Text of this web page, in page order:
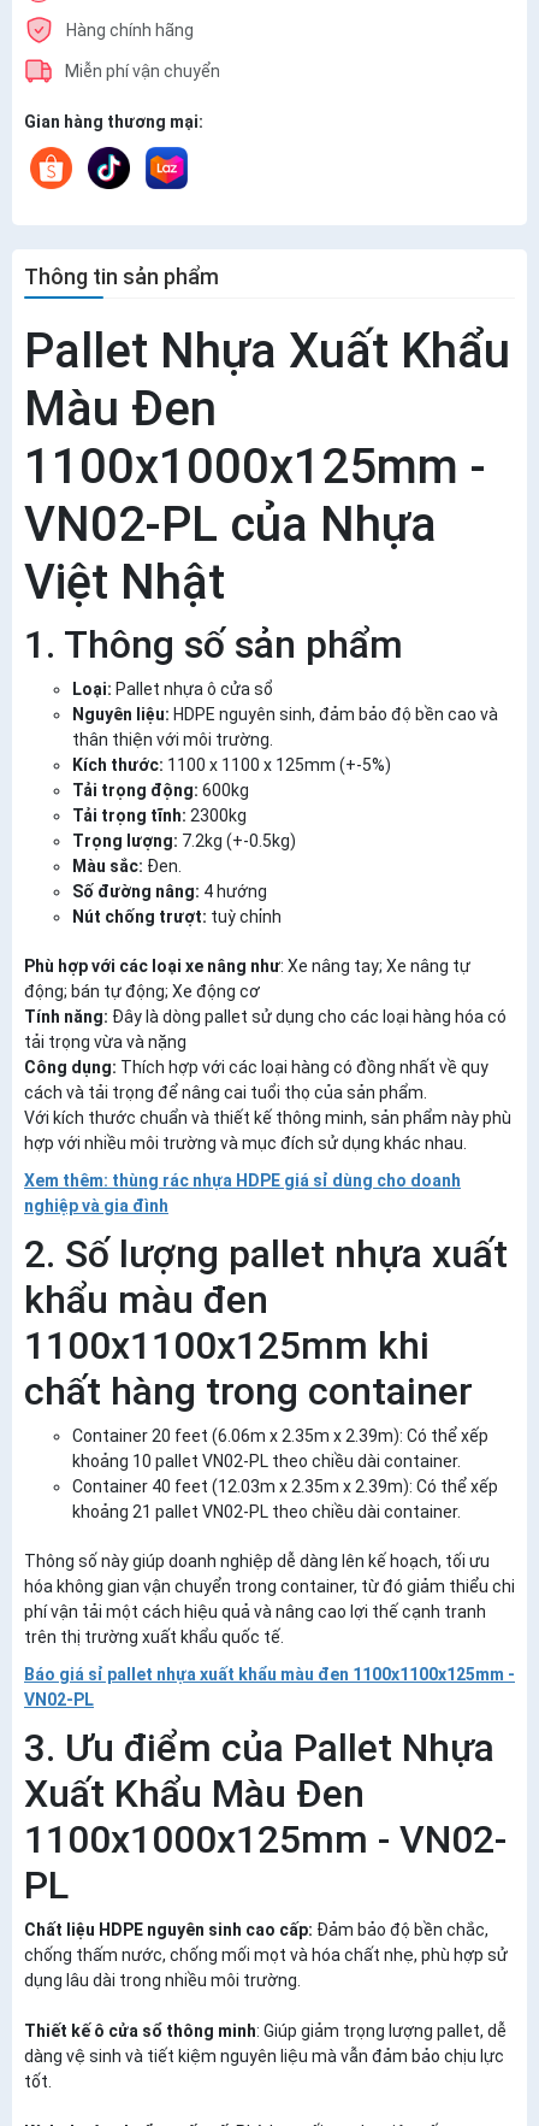
Hàng chính hãng
Miễn phí vận chuyển
Gian hàng thương mại:
Thông tin sản phẩm
Pallet Nhựa Xuất Khẩu
Màu Đen
1100x1000x125mm -
VN02-PL của Nhựa
Việt Nhật
1. Thông số sản phẩm
Loại: Pallet nhựa ô cửa sổ
Nguyên liệu: HDPE nguyên sinh, đảm bảo độ bền cao và
thân thiện với môi trường.
Kích thước: 1100 x 1100 x 125mm (+-5%)
Tải trọng động: 600kg
Tải trọng tĩnh: 2300kg
Trọng lượng: 7.2kg (+-0.5kg)
Màu sắc: Đen.
Số đường nâng: 4 hướng
Nút chống trượt: tuỳ chỉnh
Phù hợp với các loại xe nâng như: Xe nâng tay; Xe nâng tự
động; bán tự động; Xe động cơ
Tính năng: Đây là dòng pallet sử dụng cho các loại hàng hóa có
tải trọng vừa và nặng
Công dụng: Thích hợp với các loại hàng có đồng nhất về quy
cách và tải trọng để nâng cai tuổi thọ của sản phẩm.
Với kích thước chuẩn và thiết kế thông minh, sản phẩm này phù
hợp với nhiều môi trường và mục đích sử dụng khác nhau.
Xem thêm: thùng rác nhựa HDPE giá sỉ dùng cho doanh
nghiệp và gia đình
2. Số lượng pallet nhựa xuất
khẩu màu đen
1100x1100x125mm khi
chất hàng trong container
Container 20 feet (6.06m x 2.35m x 2.39m): Có thể xếp
khoảng 10 pallet VN02-PL theo chiều dài container.
Container 40 feet (12.03m x 2.35m x 2.39m): Có thể xếp
khoảng 21 pallet VN02-PL theo chiều dài container.
Thông số này giúp doanh nghiệp dễ dàng lên kế hoạch, tối ưu
hóa không gian vận chuyển trong container, từ đó giảm thiểu chi
phí vận tải một cách hiệu quả và nâng cao lợi thế cạnh tranh
trên thị trường xuất khẩu quốc tế.
Báo giá sỉ pallet nhựa xuất khẩu màu đen 1100x1100x125mm -
VN02-PL
3. Ưu điểm của Pallet Nhựa
Xuất Khẩu Màu Đen
1100x1000x125mm - VN02-
PL
Chất liệu HDPE nguyên sinh cao cấp: Đảm bảo độ bền chắc,
chống thấm nước, chống mối mọt và hóa chất nhẹ, phù hợp sử
dụng lâu dài trong nhiều môi trường.
Thiết kế ô cửa sổ thông minh: Giúp giảm trọng lượng pallet, dễ
dàng vệ sinh và tiết kiệm nguyên liệu mà vẫn đảm bảo chịu lực
tốt.